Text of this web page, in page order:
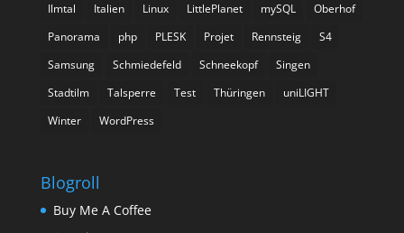
Ilmtal
Italien Linux LittlePlanet mySQL
Oberhof
Panorama
php PLESK Projet Rennsteig
S4
Samsung
Schmiedefeld Schneekopf
Singen
Stadtilm
Talsperre Test Thüringen
uniLIGHT
Winter
WordPress
Blogroll
Buy Me A Coffee